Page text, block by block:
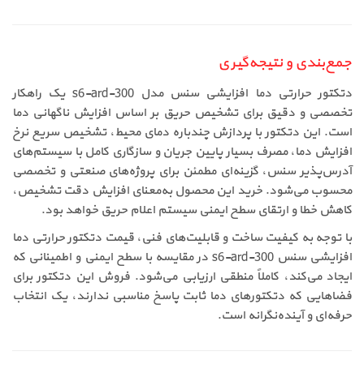
جمع‌بندی و نتیجه‌گیری
دتکتور حرارتی دما افزایشی سنس مدل s6-ard-300 یک راهکار
تخصصی و دقیق برای تشخیص حریق بر اساس افزایش ناگهانی دما
است. این دتکتور با پردازش چندباره دمای محیط، تشخیص سریع نرخ
افزایش دما، مصرف بسیار پایین جریان و سازگاری کامل با سیستم‌های
آدرس‌پذیر سنس، گزینه‌ای مطمئن برای پروژه‌های صنعتی و تخصصی
محسوب می‌شود. خرید این محصول به‌معنای افزایش دقت تشخیص،
کاهش خطا و ارتقای سطح ایمنی سیستم اعلام حریق خواهد بود.
با توجه به کیفیت ساخت و قابلیت‌های فنی، قیمت دتکتور حرارتی دما
افزایشی سنس s6-ard-300 در مقایسه با سطح ایمنی و اطمینانی که
ایجاد می‌کند، کاملاً منطقی ارزیابی می‌شود. فروش این دتکتور برای
فضاهایی که دتکتورهای دما ثابت پاسخ مناسبی ندارند، یک انتخاب
حرفه‌ای و آینده‌نگرانه است.